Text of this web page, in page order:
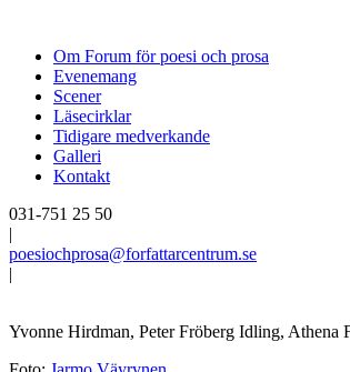
Om Forum för poesi och prosa
Evenemang
Scener
Läsecirklar
Tidigare medverkande
Galleri
Kontakt
031-751 25 50
|
poesiochprosa@forfattarcentrum.se
|
Yvonne Hirdman, Peter Fröberg Idling, Athena